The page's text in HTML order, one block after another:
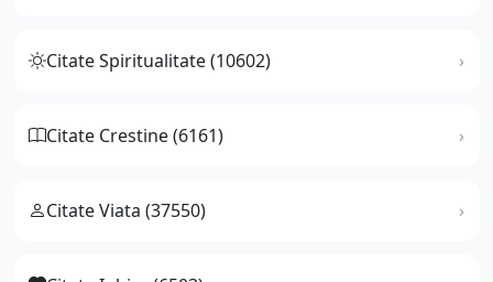
Citate Spiritualitate (10602)
Citate Crestine (6161)
Citate Viata (37550)